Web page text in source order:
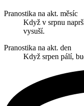
Pranostika na akt. měsíc
Když v srpnu
vysuší.
Pranostika na akt. den
Když srpen pálí,